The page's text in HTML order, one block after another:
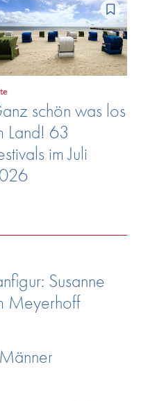
schön was los
Land! 63
im Juli
Susanne
Meyerhoff